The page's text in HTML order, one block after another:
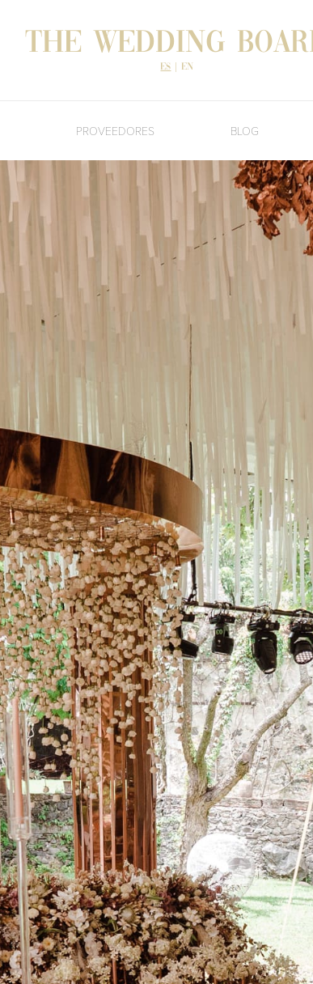
The Wedding
es en
PROVEEDORES BLOG